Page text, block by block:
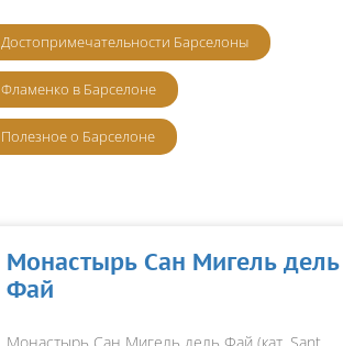
Достопримечательности Барселоны
Фламенко в Барселоне
Полезное о Барселоне
Монастырь Сан Мигель дель
Фай